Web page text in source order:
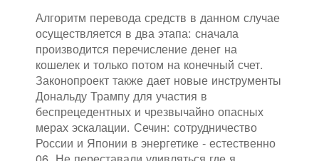
Алгоритм перевода средств в данном случае
осуществляется в два этапа: сначала
производится перечисление денег на
кошелек и только потом на конечный счет.
Законопроект также дает новые инструменты
Дональду Трампу для участия в
беспрецедентных и чрезвычайно опасных
мерах эскалации. Сечин: сотрудничество
России и Японии в энергетике - естественно